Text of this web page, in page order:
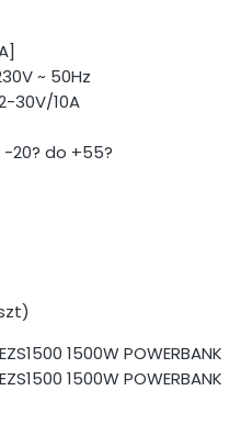
~ 50Hz
30V/10A
20? do +55?